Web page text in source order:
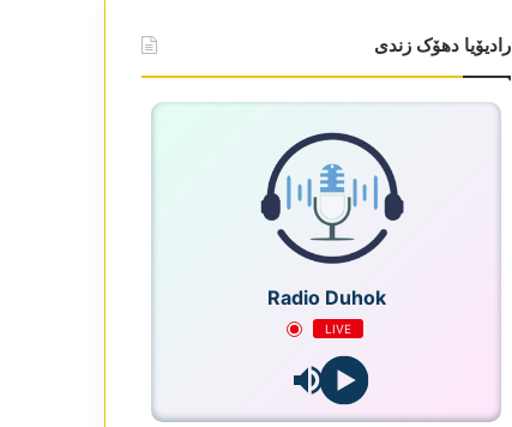
رادیۆیا دھۆک زندی
Radio Duhok
LIVE